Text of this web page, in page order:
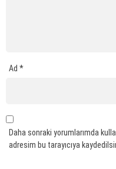
Ad *
Daha sonraki yorumlarımda
adresim bu tarayıcıya